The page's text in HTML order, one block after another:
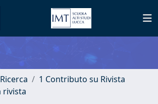
1 Contributo su Rivista
rivista